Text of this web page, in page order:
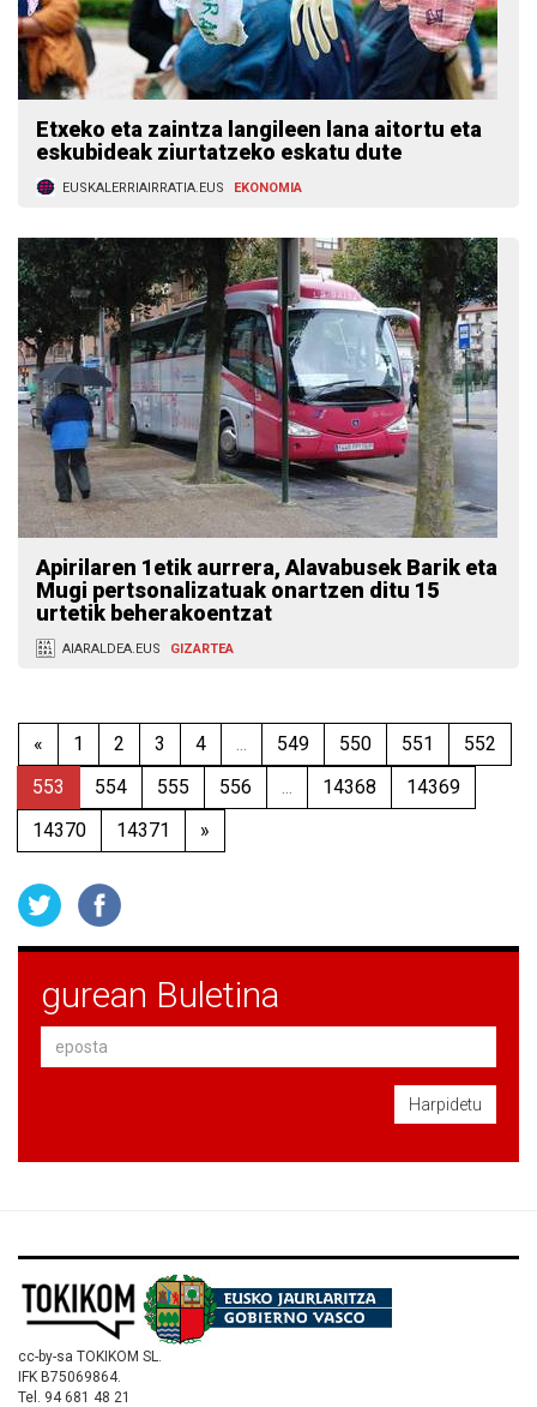
Etxeko eta zaintza langileen lana aitortu eta
eskubideak ziurtatzeko eskatu dute
EUSKALERRIAIRRATIA.EUS EKONOMIA
Apirilaren 1etik aurrera, Alavabusek Barik eta
Mugi pertsonalizatuak onartzen ditu 15
urtetik beherakoentzat
AIARALDEA.EUS GIZARTEA
« 1 2 3 4 ... 549 550 551
552
553
554 555 556 ... 14368
14369
14370
14371 »
gurean Buletina
Harpidetu
cc-by-sa TOKIKOM SL.
IFK B75069864.
Tel. 94 681 48 21